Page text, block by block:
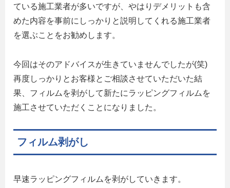
ている施工業者が多いですが、やはりデメリットも含
めた内容を事前にしっかりと説明してくれる施工業者
を選ぶことをお勧めします。
今回はそのアドバイスが生きていませんでしたが(笑)
再度しっかりとお客様とご相談させていただいた結
果、フィルムを剥がして新たにラッピングフィルムを
施工させていただくことになりました。
フィルム剥がし
早速ラッピングフィルムを剥がしていきます。